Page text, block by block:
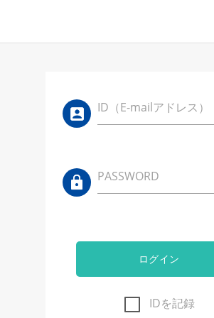
ID（E-mailアドレス）
PASSWORD
ログイン
IDを記録